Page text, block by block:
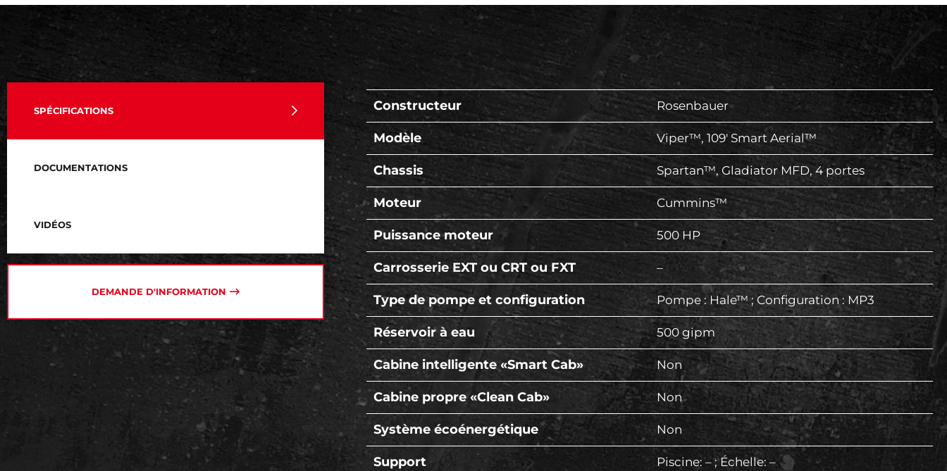
SPÉCIFICATIONS
DOCUMENTATIONS
VIDÉOS
DEMANDE D'INFORMATION
Constructeur Rosenbauer
Modèle Viper™, 109′ Smart Aerial™
Chassis Spartan™, Gladiator MFD, 4 portes
Moteur Cummins™
Puissance moteur 500 HP
Carrosserie EXT ou CRT ou FXT –
Type de pompe et configuration Pompe : Hale™ ; Configuration : MP3
Réservoir à eau 500 gipm
Cabine intelligente «Smart Cab» Non
Cabine propre «Clean Cab» Non
Système écoénergétique Non
Support Piscine: – ; Échelle: –